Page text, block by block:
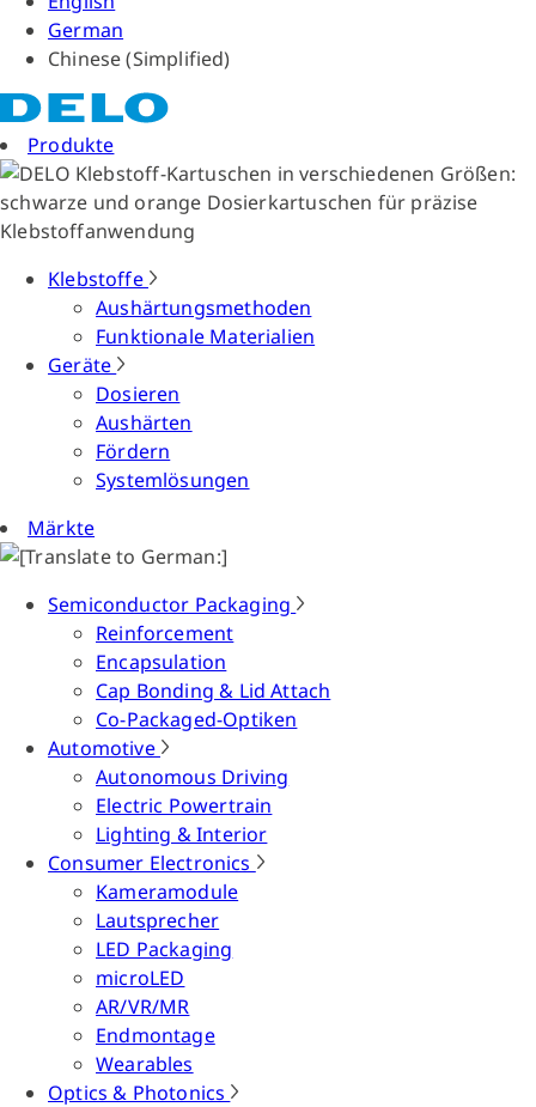
German
Chinese (Simplified)
Produkte
Klebstoffe
Aushärtungsmethoden
Funktionale Materialien
Geräte
Dosieren
Aushärten
Fördern
Systemlösungen
Märkte
Semiconductor Packaging
Reinforcement
Encapsulation
Cap Bonding & Lid Attach
Co-Packaged-Optiken
Automotive
Autonomous Driving
Electric Powertrain
Lighting & Interior
Consumer Electronics
Kameramodule
Lautsprecher
LED Packaging
microLED
AR/VR/MR
Endmontage
Wearables
Optics & Photonics